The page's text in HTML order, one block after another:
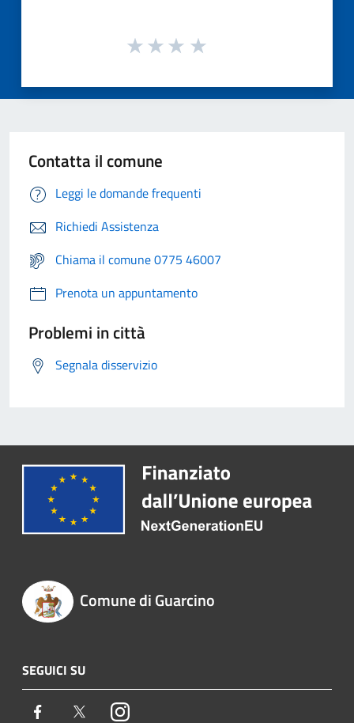
Contatta il comune
Leggi le domande frequenti
Richiedi Assistenza
Chiama il comune 0775 46007
Prenota un appuntamento
Problemi in città
Segnala disservizio
Comune di Guarcino
SEGUICI SU
Facebook TwitterInstagram